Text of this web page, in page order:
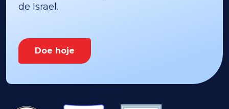
de Israel.
Doe hoje